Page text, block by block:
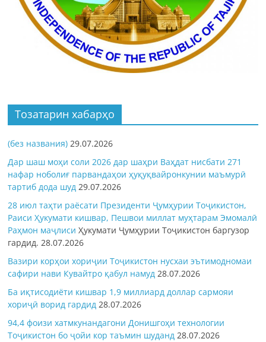
Тозатарин хабарҳо
(без названия) 29.07.2026
Дар шаш моҳи соли 2026 дар шаҳри Ваҳдат нисбати 271
нафар ноболиғ парвандаҳои ҳуқуқвайронкунии маъмурӣ
тартиб дода шуд 29.07.2026
28 июл таҳти раёсати Президенти Ҷумҳурии Тоҷикистон,
Раиси Ҳукумати кишвар, Пешвои миллат муҳтарам Эмомалӣ
Раҳмон маҷлисиҲукумати Ҷумҳурии Тоҷикистон баргузор
гардид.28.07.2026
Вазири корҳои хориҷии Тоҷикистон нусхаи эътимодномаи
сафири нави Кувайтро қабул намуд 28.07.2026
Ба иқтисодиёти кишвар 1,9 миллиард доллар сармояи
хориҷӣ ворид гардид 28.07.2026
94,4 фоизи хатмкунандагони Донишгоҳи технологии
Тоҷикистон бо ҷойи кор таъмин шуданд 28.07.2026